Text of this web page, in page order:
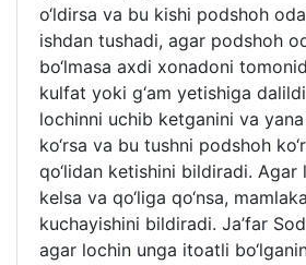
o‘ldirsa va bu kishi podshoh
ishdan tushadi, agar podshoh
bo‘lmasa axdi xonadoni
kulfat yoki g‘am yetishiga
lochinni uchib ketganini va
ko‘rsa va bu tushni podshoh
qo‘lidan ketishini bildiradi.
kelsa va qo‘liga qo‘nsa,
kuchayishini bildiradi. Ja’far
agar lochin unga itoatli